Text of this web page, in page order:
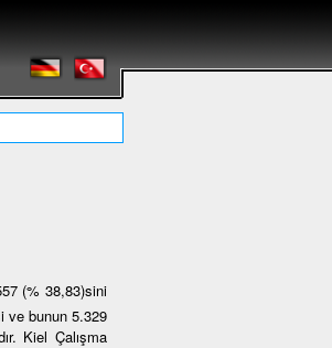
(% 38,83)sini
ve bunun 5.329
Kiel Çalışma